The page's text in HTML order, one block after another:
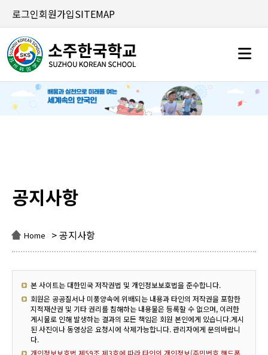
로그인회원가입SITEMAP
공지사항
Home > 공지사항
본 사이트는 대한민국 저작권법 및 개인정보보호법을 준수합니다.
회원은 공공질서나 미풍양속에 위배되는 내용과 타인의 저작권을 포함한
지적재산권 및 기타 권리를 침해하는 내용물은 등록할 수 없으며, 이러한
게시물로 인해 발생하는 결과의 모든 책임은 회원 본인에게 있습니다.게시
된 사진이나 동영상은 요청시에 삭제가능합니다. 관리자에게 문의바랍니
다.
개인정보보호법 제59조 제3호에 따라 타인의 개인정보(주민번호,핸드폰